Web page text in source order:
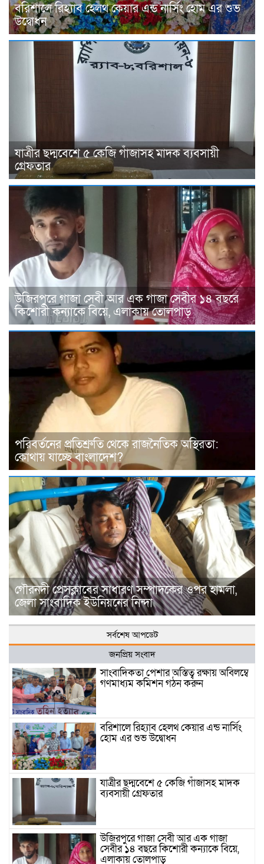
বরিশালে রিহ্যাব হেলথ কেয়ার এন্ড নার্সিং হোম এর শুভ
উদ্বোধন
যাত্রীর ছদ্মবেশে ৫ কেজি গাঁজাসহ মাদক ব্যবসায়ী
গ্রেফতার
উজিরপুরে গাজা সেবী আর এক গাজা সেবীর ১৪ বছরে
কিশোরী কন্যাকে বিয়ে, এলাকায় তোলপাড়
পরিবর্তনের প্রতিশ্রুতি থেকে রাজনৈতিক অস্থিরতা:
কোথায় যাচ্ছে বাংলাদেশ?
গৌরনদী প্রেসক্লাবের সাধারণ সম্পাদকের ওপর হামলা,
জেলা সাংবাদিক ইউনিয়নের নিন্দা
সর্বশেষ আপডেট
জনপ্রিয় সংবাদ
সাংবাদিকতা পেশার অস্তিত্ব রক্ষায় অবিলম্বে
গণমাধ্যম কমিশন গঠন করুন
বরিশালে রিহ্যাব হেলথ কেয়ার এন্ড নার্সিং
হোম এর শুভ উদ্বোধন
যাত্রীর ছদ্মবেশে ৫ কেজি গাঁজাসহ মাদক
ব্যবসায়ী গ্রেফতার
উজিরপুরে গাজা সেবী আর এক গাজা
সেবীর ১৪ বছরে কিশোরী কন্যাকে বিয়ে,
এলাকায় তোলপাড়